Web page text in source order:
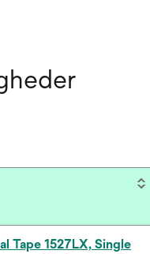
Tape 1527LX, Single